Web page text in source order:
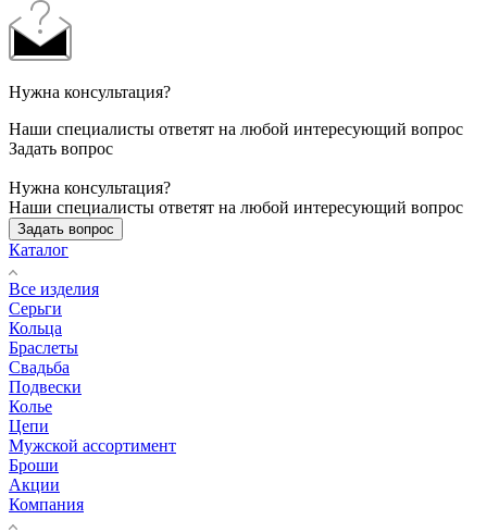
Нужна консультация?
Наши специалисты ответят на любой интересующий вопрос
Задать вопрос
Нужна консультация?
Наши специалисты ответят на любой интересующий вопрос
Задать вопрос
Каталог
Все изделия
Серьги
Кольца
Браслеты
Свадьба
Подвески
Колье
Цепи
Мужской ассортимент
Броши
Акции
Компания